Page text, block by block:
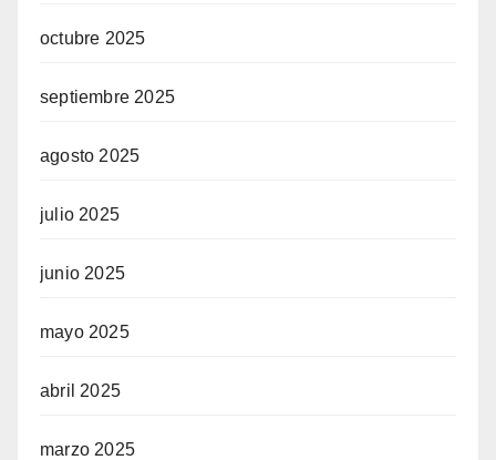
octubre 2025
septiembre 2025
agosto 2025
julio 2025
junio 2025
mayo 2025
abril 2025
marzo 2025